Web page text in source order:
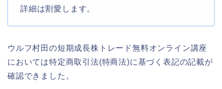
詳細は割愛します。
ウルフ村田の短期成長株トレード無料オンライン講座
においては特定商取引法(特商法)に基づく表記の記載が
確認できました。